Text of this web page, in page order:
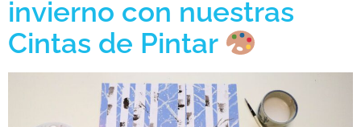
invierno con nuestras
Cintas de Pintar